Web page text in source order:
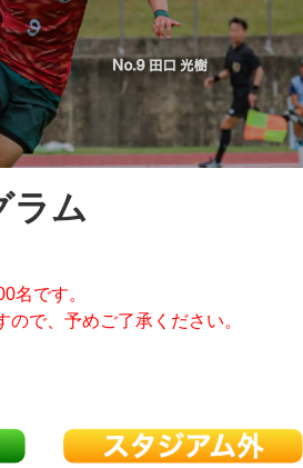
ラム
名です。
で、予めご了承ください。